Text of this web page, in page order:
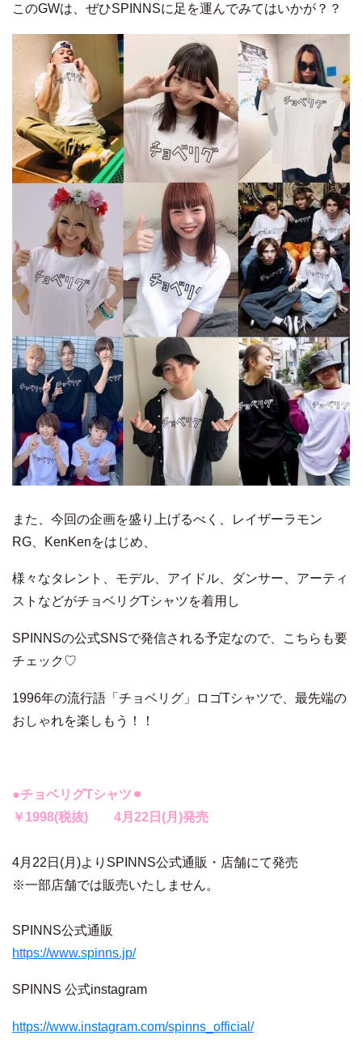
このGWは、ぜひSPINNSに足を運んでみてはいかが？？
また、今回の企画を盛り上げるべく、レイザーラモン
RG、KenKenをはじめ、
様々なタレント、モデル、アイドル、ダンサー、アーティ
ストなどがチョベリグTシャツを着用し
SPINNSの公式SNSで発信される予定なので、こちらも要
チェック♡
1996年の流行語「チョベリグ」ロゴTシャツで、最先端の
おしゃれを楽しもう！！
●チョベリグTシャツ⚫︎
￥1998(税抜) 4月22日(月)発売
4月22日(月)よりSPINNS公式通販・店舗にて発売
※一部店舗では販売いたしません。
SPINNS公式通販
https://www.spinns.jp/
SPINNS 公式instagram
https://www.instagram.com/spinns_official/